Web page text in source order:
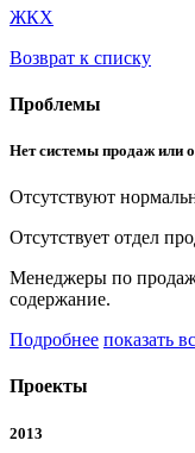
ЖКХ
Возврат к списку
Проблемы
Нет системы продаж или
Отсутствуют
Отсутствует отдел
Менеджеры по
содержание.
Подробнее показать
Проекты
2013